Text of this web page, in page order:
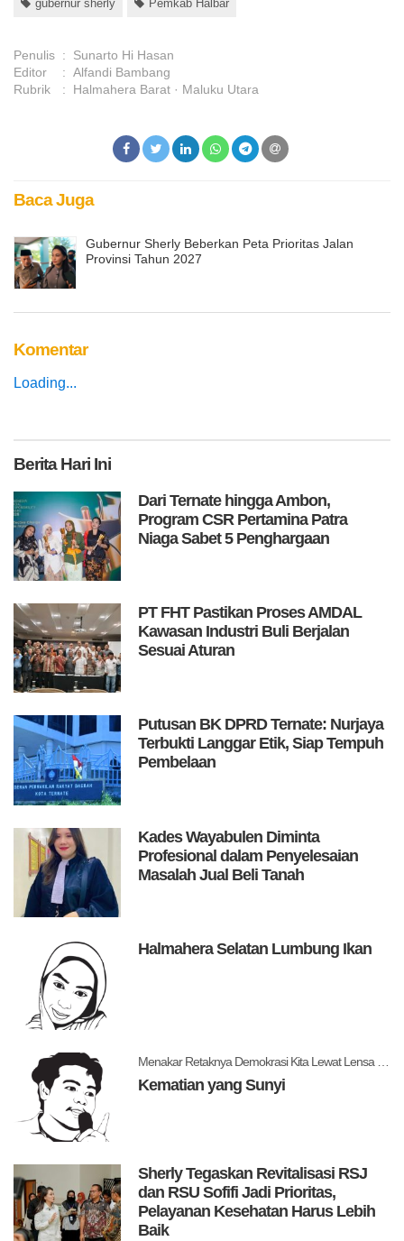
gubernur sherly Pemkab Halbar
Penulis :
Sunarto Hi Hasan
Editor
: Alfandi Bambang
Rubrik
: Halmahera Barat Maluku Utara
Baca Juga
Gubernur Sherly Beberkan Peta Prioritas Jalan
Provinsi Tahun 2027
Komentar
Loading...
BeritaHari Ini
Dari Ternate hingga Ambon,
Program CSR Pertamina Patra
Niaga Sabet 5 Penghargaan
PT FHT Pastikan Proses AMDAL
Kawasan Industri Buli Berjalan
Sesuai Aturan
Putusan BK DPRD Ternate: Nurjaya
Terbukti Langgar Etik, Siap Tempuh
Pembelaan
Kades Wayabulen Diminta
Profesional dalam Penyelesaian
Masalah Jual Beli Tanah
Halmahera Selatan Lumbung Ikan
Kematian yang Sunyi
Sherly Tegaskan Revitalisasi RSJ
dan RSU Sofifi Jadi Prioritas,
Pelayanan Kesehatan Harus Lebih
Baik